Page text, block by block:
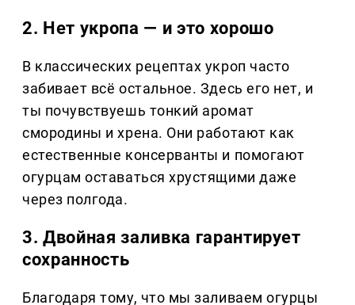
2. Нет укропа — и это хорошо
В классических рецептах укроп часто
забивает всё остальное. Здесь его нет, и
ты почувствуешь тонкий аромат
смородины и хрена. Они работают как
естественные консерванты и помогают
огурцам оставаться хрустящими даже
через полгода.
3. Двойная заливка гарантирует
сохранность
Благодаря тому, что мы заливаем огурцы